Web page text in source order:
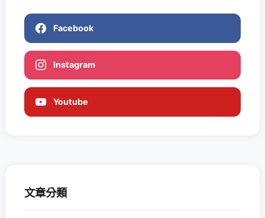
Facebook
Instagram
Youtube
文章分類